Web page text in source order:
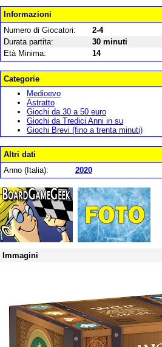
Informazioni
Numero di Giocatori:
2-4
Durata partita:
30 minuti
Età Minima:
14
Categorie
Medioevo
Astratto
Giochi da 30 a 50 euro
Giochi da Tredici Anni in su
Giochi Brevi (fino a trenta minuti)
Altri dati
Anno (Italia):
2020
Immagini